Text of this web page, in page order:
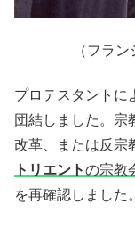
（フラ
プロテスタントに
団結しました。宗
改革、または反宗
トリエントの宗教
を再確認しました。